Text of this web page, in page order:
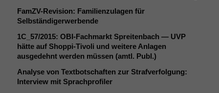
FamZV-Revision: Familienzulagen für
Selbständigerwerbende
1C_57/2015: OBI-Fachmarkt Spreitenbach — UVP
hätte auf Shoppi-Tivoli und weitere Anlagen
ausgedehnt werden müssen (amtl. Publ.)
Analyse von Textbotschaften zur Strafverfolgung:
Interview mit Sprachprofiler